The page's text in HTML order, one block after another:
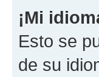
¡Mi
Esto se
de su